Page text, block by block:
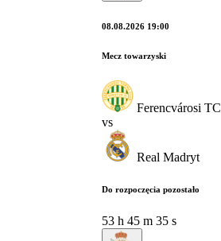
08.08.2026 19:00
Mecz towarzyski
Ferencvárosi TC
vs
Real Madryt
Do rozpoczęcia pozostało
53 h 45 m 34 s